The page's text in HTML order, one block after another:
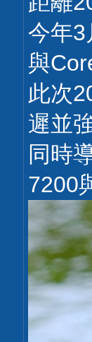
今年3
與
此次
遲並
同時
7200